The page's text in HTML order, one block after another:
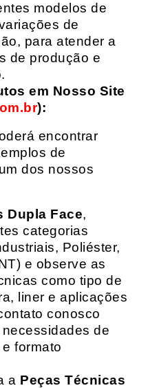
modelos de
de
para atender a
de produção e
em Nosso Site
):
encontrar
de
dos nossos
Dupla Face,
categorias
Poliéster,
e observe as
como tipo de
liner e aplicações
conosco
de
formato
a Peças Técnicas